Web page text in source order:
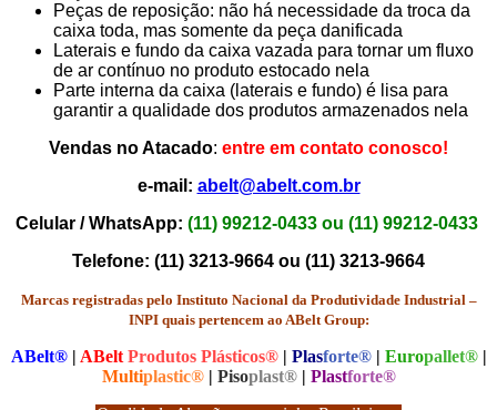
Peças de reposição: não há necessidade da troca da
caixa toda, mas somente da peça danificada
Laterais e fundo da caixa vazada para tornar um fluxo
de ar contínuo no produto estocado nela
Parte interna da caixa (laterais e fundo) é lisa para
garantir a qualidade dos produtos armazenados nela
Vendas no Atacado: entre em contato conosco!
e-mail: abelt@abelt.com.br
Celular / WhatsApp: (11) 99212-0433 ou (11) 99212-0433
Telefone: (11) 3213-9664 ou (11) 3213-9664
Marcas registradas pelo Instituto Nacional da Produtividade Industrial –
INPI quais pertencem ao ABelt Group:
ABelt®| ABelt Produtos Plásticos®| Plasforte® | Europallet® |
Multiplastic® | Pisoplast® | Plastforte®